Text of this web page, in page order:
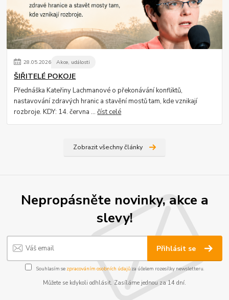
28.05.2026 Akce, události
ŠIŘITELÉ POKOJE
Přednáška Kateřiny Lachmanové o překonávání konfliktů,
nastavování zdravých hranic a stavění mostů tam, kde vznikají
rozbroje. KDY: 14. června ...číst celé
Zobrazit všechny články
Nepropásněte novinky, akce a
slevy!
Přihlásit se
Souhlasím se zpracováním osobních údajůza účelem rozesílky newsletteru.
Můžete se kdykoli odhlásit. Zasíláme jednou za 14 dní.